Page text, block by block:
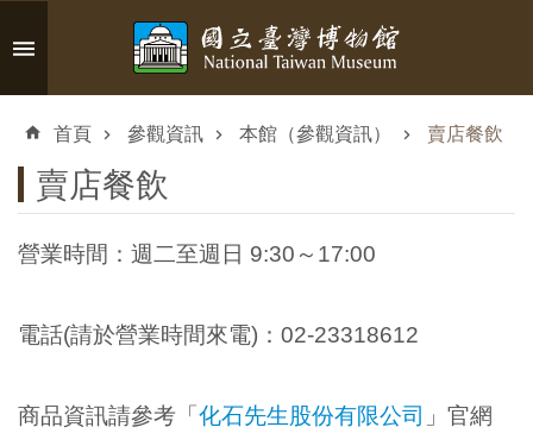
跳到主要內容區塊
搜
尋
識
首頁 參觀資訊 本館（參觀資訊） 賣店餐飲
賣店餐飲
營業時間：週二至週日 9:30～17:00
電話(請於營業時間來電)：02-23318612
商品資訊請參考「化石先生股份有限公司 」官網